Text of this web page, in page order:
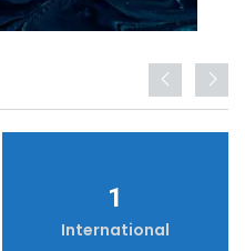
1
International